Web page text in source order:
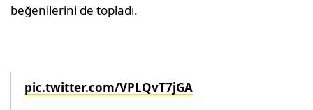
beğenilerini de topladı.
pic.twitter.com/VPLQvT7jGA